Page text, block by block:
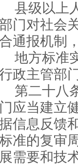
县级以上
门对社会
通报机制
地方标准
政主管部
第二十八
门应当建立
信息反馈
准的复审
展需要和技